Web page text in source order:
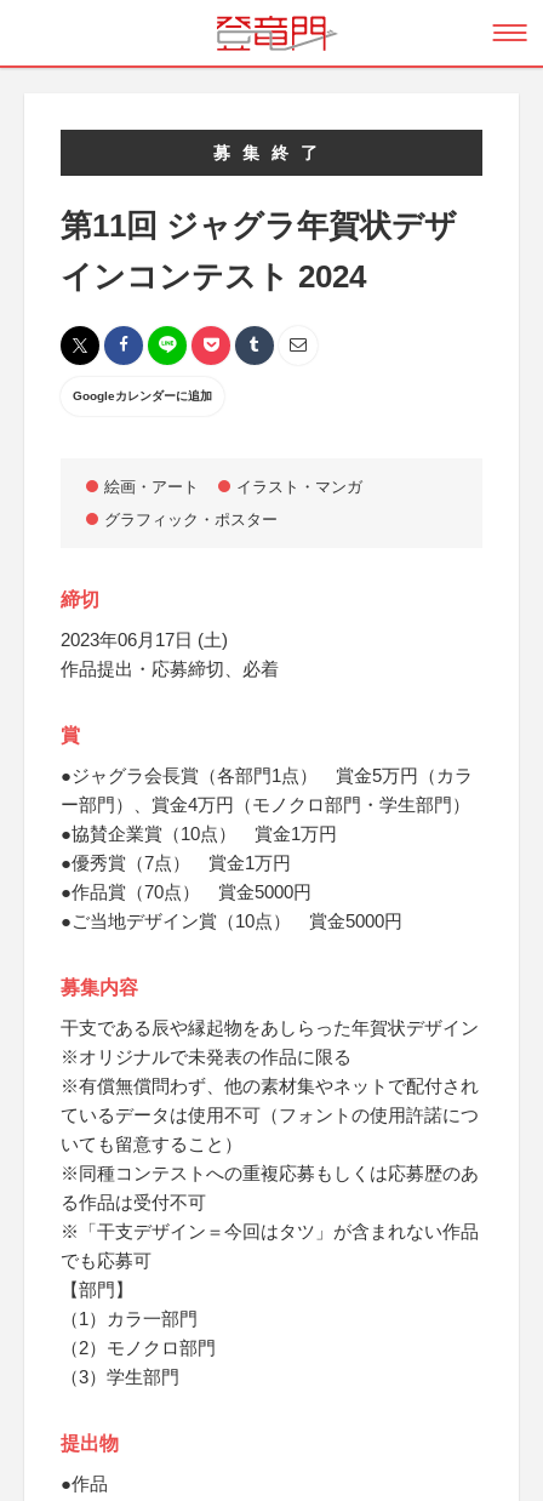
募集終了
第11回 ジャグラ年賀状デザ
インコンテスト 2024
Googleカレンダーに追加
絵画・アート
イラスト・マンガ
グラフィック・ポスター
締切
2023年06月17日 (土)
作品提出・応募締切、必着
賞
●ジャグラ会長賞（各部門1点） 賞金5万円（カラ
ー部門）、賞金4万円（モノクロ部門・学生部門）
●協賛企業賞（10点） 賞金1万円
●優秀賞（7点） 賞金1万円
●作品賞（70点） 賞金5000円
●ご当地デザイン賞（10点） 賞金5000円
募集内容
干支である辰や縁起物をあしらった年賀状デザイン
※オリジナルで未発表の作品に限る
※有償無償問わず、他の素材集やネットで配付され
ているデータは使用不可（フォントの使用許諾につ
いても留意すること）
※同種コンテストへの重複応募もしくは応募歴のあ
る作品は受付不可
※「干支デザイン＝今回はタツ」が含まれない作品
でも応募可
【部門】
（1）カラ一部門
（2）モノクロ部門
（3）学生部門
提出物
●作品